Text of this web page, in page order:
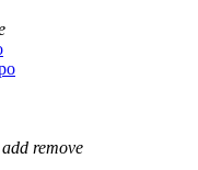
add remove